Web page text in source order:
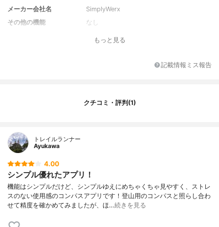
メーカー会社名
SimplyWerx
その他の機能
なし
もっと見る
記載情報ミス報告
クチコミ・評判(1)
トレイルランナー
Ayukawa
4.00
シンプル優れたアプリ！
機能はシンプルだけど、シンプルゆえにめちゃくちゃ見やすく、ストレ
スのない使用感のコンパスアプリです！登山用のコンパスと照らし合わ
せて精度を確かめてみましたが、ほ…続きを見る